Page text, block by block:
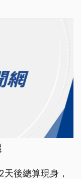
後總算現身，